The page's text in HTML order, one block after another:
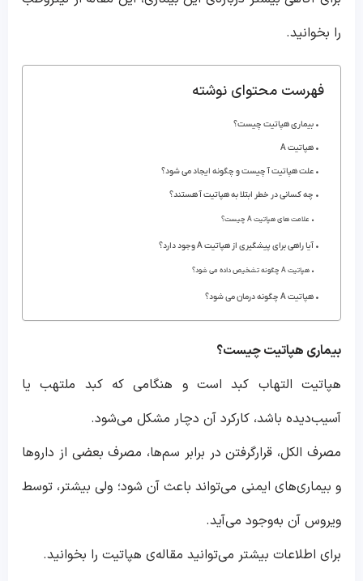
را بخوانید.
فهرست محتوای نوشته
بیماری هپاتیت چیست؟
هپاتیت A
علت هپاتیت آ چیست و چگونه ایجاد می شود؟
چه کسانی در خطر ابتلا به هپاتیت آ هستند؟
علامت های هپاتیت A چیست؟
آیا راهی برای پیشگیری از هپاتیت A وجود دارد؟
هپاتیت A چگونه تشخیص داده می شود؟
هپاتیت A چگونه درمان می شود؟
بیماری هپاتیت چیست؟
هپاتیت التهاب کبد است و هنگامی که کبد ملتهب یا
آسیب‌دیده باشد، کارکرد آن دچار مشکل می‌شود.
مصرف الکل، قرارگرفتن در برابر سم‌ها، مصرف بعضی از داروها
و بیماری‌های ایمنی می‌تواند باعث آن شود؛ ولی بیشتر، توسط
ویروس آن به‌وجود می‌آید.
برای اطلاعات بیشتر می‌توانید مقاله‌ی هپاتیت را بخوانید.